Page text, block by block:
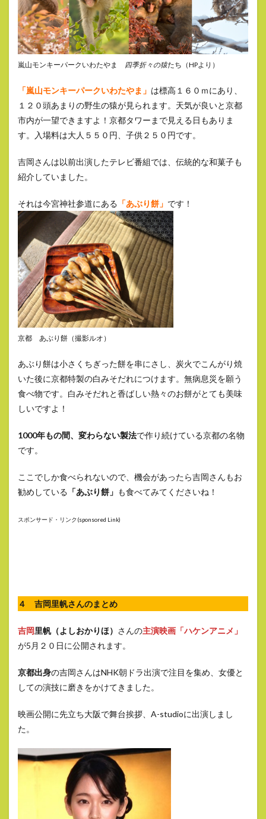
嵐山モンキーパークいわたやま 四季折々の猿たち（HPより）
「嵐山モンキーパークいわたやま」 は標高１６０ｍにあり、
１２０頭あまりの野生の猿が見られます。天気が良いと京都
市内が一望できますよ！京都タワーまで見える日もありま
す。入場料は大人５５０円、子供２５０円です。
吉岡さんは以前出演したテレビ番組では、伝統的な和菓子も
紹介していました。
それは今宮神社参道にある 「あぶり餅」 です！
京都 あぶり餅（撮影ルオ）
あぶり餅は小さくちぎった餅を串にさし、炭火でこんがり焼
いた後に京都特製の白みそだれにつけます。無病息災を願う
食べ物です。白みそだれと香ばしい熱々のお餅がとても美味
しいですよ！
1000年もの間、変わらない製法で作り続けている京都の名物
です。
ここでしか食べられないので、機会があったら吉岡さんもお
勧めしている 「あぶり餅」 も食べてみてくださいね！
スポンサード・リンク(sponsored Link)
４ 吉岡里帆さんのまとめ
吉岡里帆（よしおかりほ） さんの主演映画「ハケンアニメ」
が5月２０日に公開されます。
京都出身の吉岡さんはNHK朝ドラ出演で注目を集め、女優と
しての演技に磨きをかけてきました。
映画公開に先立ち大阪で舞台挨拶、A-studioに出演しまし
た。